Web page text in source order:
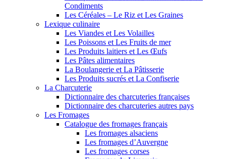
Condiments
Les Céréales – Le Riz et Les Graines
Lexique culinaire
Les Viandes et Les Volailles
Les Poissons et Les Fruits de mer
Les Produits laitiers et Les Œufs
Les Pâtes alimentaires
La Boulangerie et La Pâtisserie
Les Produits sucrés et La Confiserie
La Charcuterie
Dictionnaire des charcuteries françaises
Dictionnaire des charcuteries autres pays
Les Fromages
Catalogue des fromages français
Les fromages alsaciens
Les fromages d’Auvergne
Les fromages corses